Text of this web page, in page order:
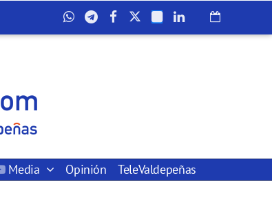
Media Opinión TeleValdepeñas